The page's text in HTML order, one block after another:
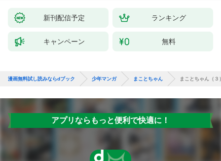
新刊配信予定 ランキング
キャンペーン 無料
漫画無料試し読みならdブック 少年マンガ まことちゃん まことちゃん（３
アプリならもっと便利で快適に！